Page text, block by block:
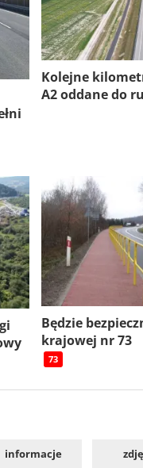
Kolejne
A2 oddane do
Będzie
krajowej nr 73
73
informacje